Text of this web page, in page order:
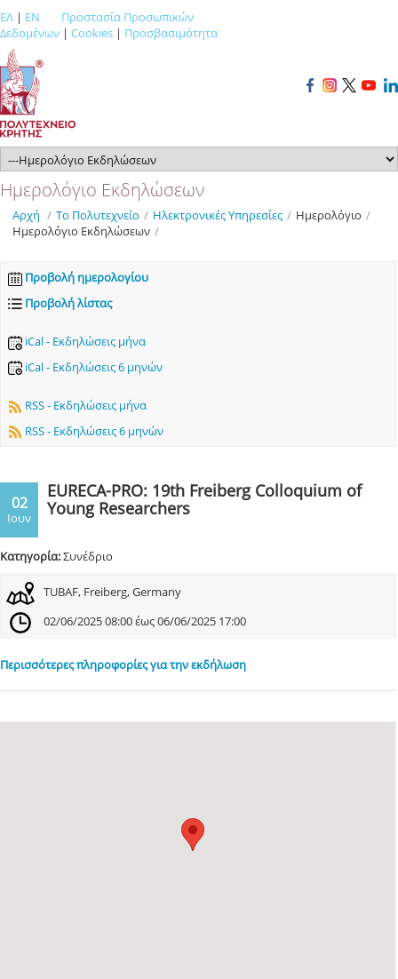
ΕΛ | EN
Προστασία Προσωπικών
Δεδομένων | Cookies | Προσβασιμότητα
Ημερολόγιο Εκδηλώσεων
Αρχή / Το Πολυτεχνείο / Ηλεκτρονικές Υπηρεσίες / Ημερολόγιο /
Ημερολόγιο Εκδηλώσεων /
Προβολή ημερολογίου
Προβολή λίστας
iCal - Εκδηλώσεις μήνα
iCal - Εκδηλώσεις 6 μηνών
RSS - Εκδηλώσεις μήνα
RSS - Εκδηλώσεις 6 μηνών
02
Ιουν
EURECA-PRO: 19th Freiberg Colloquium of
Young Researchers
Κατηγορία:Συνέδριο
TUBAF, Freiberg, Germany
02/06/2025 08:00 έως 06/06/2025 17:00
Περισσότερες πληροφορίες για την εκδήλωση